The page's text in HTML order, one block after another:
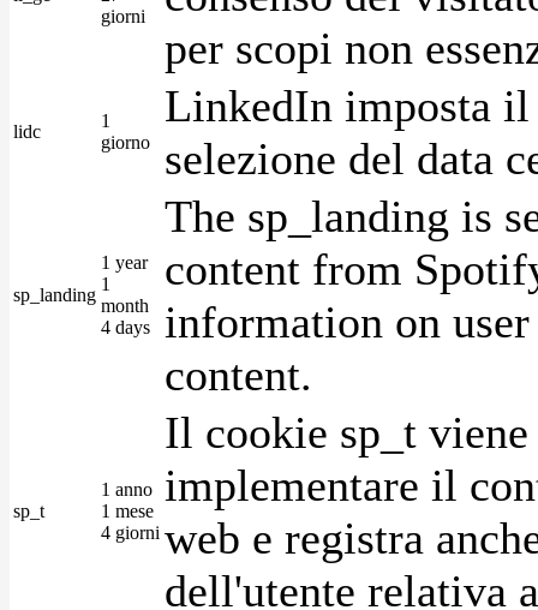
giorni
per scopi non
lidc
1
giorno
LinkedIn imposta
selezione del data
sp_landing
1 year
1
month
4 days
The sp_landing is
content from
information on
content.
sp_t
1 anno
1 mese
4 giorni
Il cookie sp_t
implementare il
web e registra
dell'utente relativa